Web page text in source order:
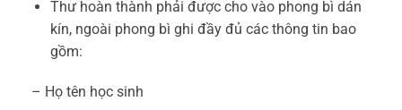
Thư hoàn thành phải được cho vào phong bì dán
kín, ngoài phong bì ghi đầy đủ các thông tin bao
gồm:
– Họ tên học sinh